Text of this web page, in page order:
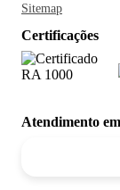
Sitemap
Certificações
Atendimento